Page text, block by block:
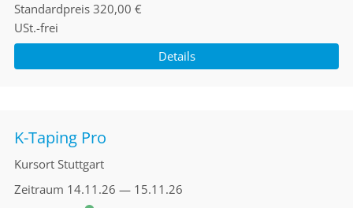
Standardpreis 320,00 €
USt.-frei
Details
K-Taping Pro
Kursort Stuttgart
Zeitraum 14.11.26 — 15.11.26